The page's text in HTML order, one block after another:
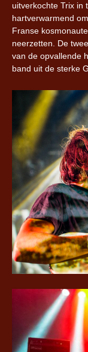
uitverkochte Trix in
hartverwarmend
Franse
neerzetten. De
van de opvallende
band uit de sterke